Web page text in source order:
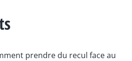
prendre du recul face au